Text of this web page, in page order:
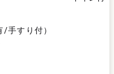
すり付）